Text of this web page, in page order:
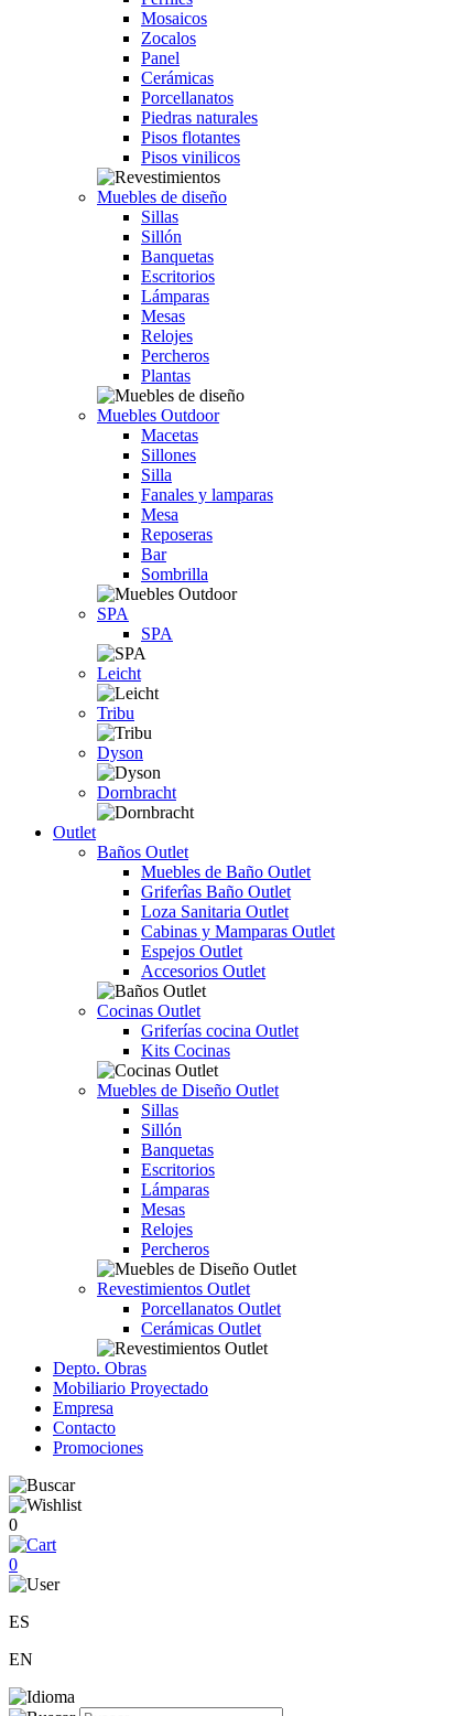
Mosaicos
Zocalos
Panel
Cerámicas
Porcellanatos
Piedras naturales
Pisos flotantes
Pisos vinilicos
Muebles de diseño
Sillas
Sillón
Banquetas
Escritorios
Lámparas
Mesas
Relojes
Percheros
Plantas
Muebles Outdoor
Macetas
Sillones
Silla
Fanales y lamparas
Mesa
Reposeras
Bar
Sombrilla
SPA
SPA
Leicht
Tribu
Dyson
Dornbracht
Outlet
Baños Outlet
Muebles de Baño Outlet
Griferîas Baño Outlet
Loza Sanitaria Outlet
Cabinas y Mamparas Outlet
Espejos Outlet
Accesorios Outlet
Cocinas Outlet
Griferías cocina Outlet
Kits Cocinas
Muebles de Diseño Outlet
Sillas
Sillón
Banquetas
Escritorios
Lámparas
Mesas
Relojes
Percheros
Revestimientos Outlet
Porcellanatos Outlet
Cerámicas Outlet
Depto. Obras
Mobiliario Proyectado
Empresa
Contacto
Promociones
0
0
ES
EN